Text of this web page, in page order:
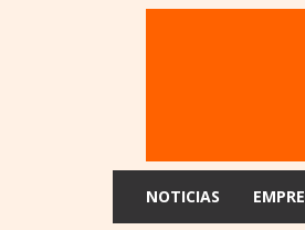
NOTICIAS